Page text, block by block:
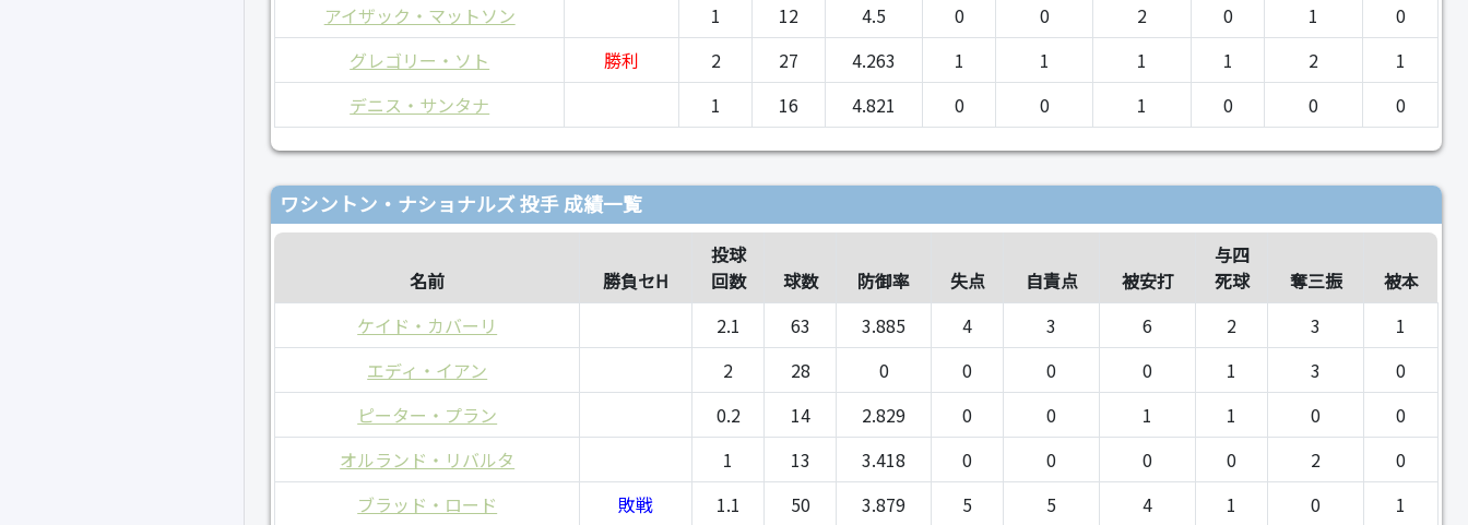
アイザック・マットソン
1 12 4.5 0 0 2 0 1
0
グレゴリー・ソト
勝利 2 27 4.263 1 1 1 1 2
1
デニス・サンタナ
1 16 4.821 0 0 1 0 0 0
ワシントン・ナショナルズ 投手 成績一覧
名前 勝負セH
投球
回数
球数 防御率 失点 自責点 被安打
与四
死球
奪三振
被本
ケイド・カバーリ
2.1 63 3.885 4 3 6 2 3
1
エディ・イアン
2 28 0 0 0 0 1 3
0
ピーター・プラン
0.2 14 2.829 0 0 1 1 0
0
オルランド・リバルタ
1 13 3.418 0 0 0 0 2
0
ブラッド・ロード
敗戦 1.1 50 3.879 5 5 4 1 0
1